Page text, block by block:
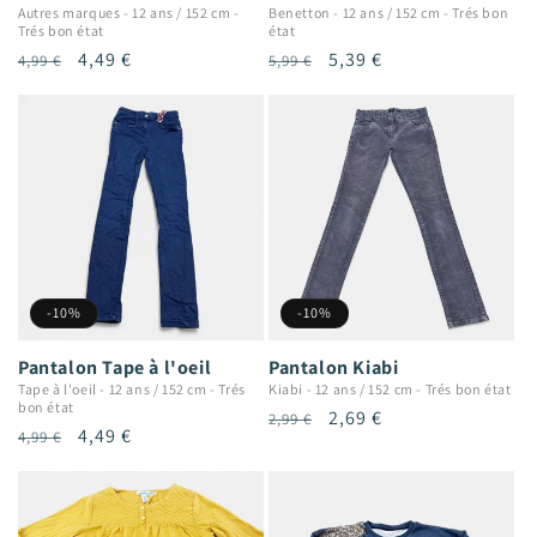
Autres marques - 12 ans / 152 cm -
Trés bon état
Prix
4,99 €
Prix
4,49 €
Benetton - 12 ans / 152 cm -Trés bon
état
Prix
5,99 €
Prix
5,39 €
-10%
Pantalon Tape à l'oeil
Tape à l'oeil - 12 ans / 152 cm -Trés
bon état
Prix
4,99 €
Prix
4,49 €
-10%
Pantalon Kiabi
Kiabi - 12 ans / 152 cm - Trés bon état
Prix
2,99 €
Prix
2,69 €